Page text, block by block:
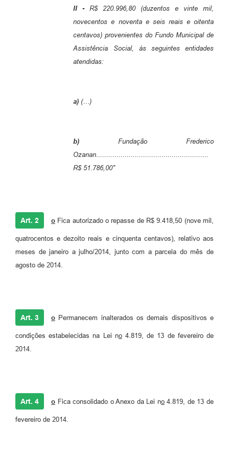
II - R$ 220.996,80 (duzentos e vinte mil,
novecentos e noventa e seis reais e oitenta
centavos) provenientes do Fundo Municipal de
Assistência Social, às seguintes entidades
atendidas:
a) (…)
b)Fundação Frederico
Ozanan
R$ 51.786,00"
Art. 2 o Fica autorizado o repasse de R$ 9.418,50 (nove mil,
quatrocentos e dezoito reais e cinquenta centavos), relativo aos
meses de janeiro a julho/2014, junto com a parcela do mês de
agosto de 2014.
Art. 3 o Permanecem inalterados os demais dispositivos e
condições estabelecidas na Lei no4.819, de 13 de fevereiro de
2014.
Art. 4 o Fica consolidado o Anexo da Lei no4.819, de 13 de
fevereiro de 2014.